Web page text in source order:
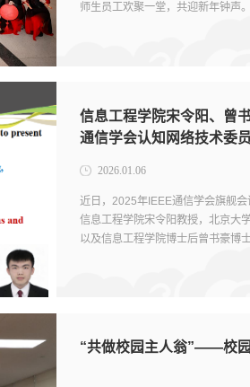
师生员工欢聚一堂，共迎新年钟声
信息工程学院宋令阳、曾
通信学会认知网络技术委
2026.01.06
近日，2025年IEEE通信学会旗舰
信息工程学院宋令阳教授，北京大
以及信息工程学院博士后曾书豪博
“共做校园主人翁”——校